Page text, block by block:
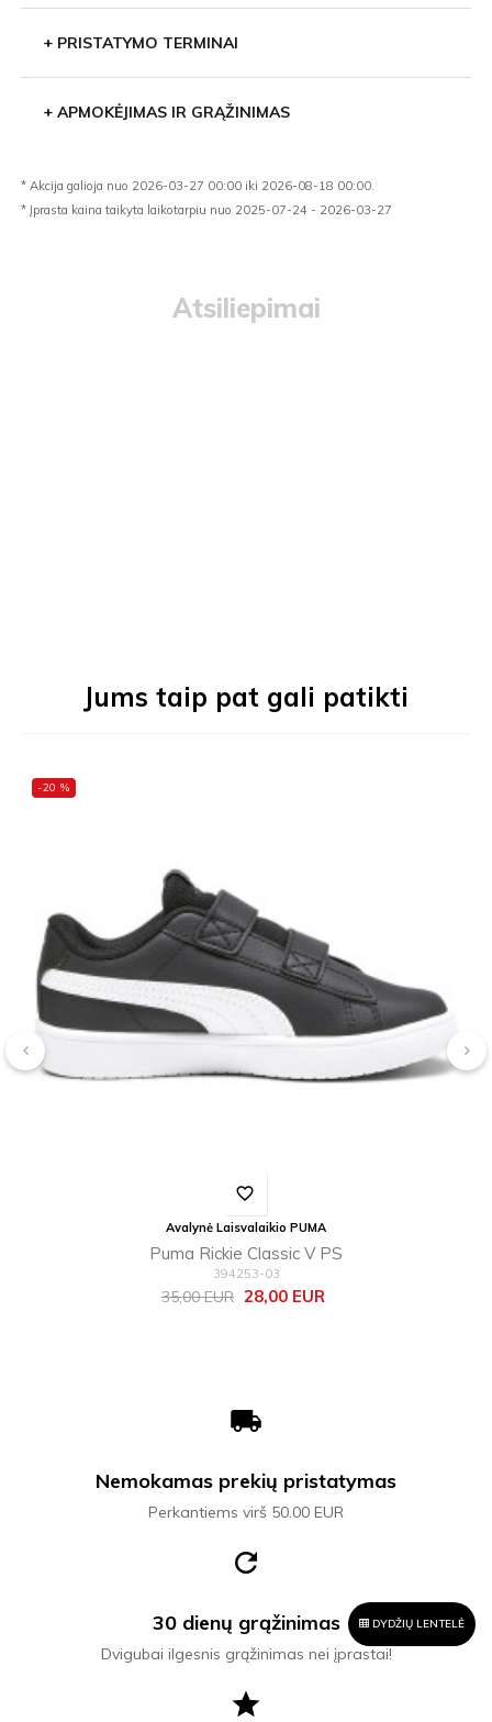
DYDŽIŲ LENTELĖ
+ PRISTATYMO TERMINAI
+ APMOKĖJIMAS IR GRĄŽINIMAS
* Akcija galioja nuo 2026-03-27 00:00 iki 2026-08-18 00:00.
* Įprasta kaina taikyta laikotarpiu nuo 2025-07-24 - 2026-03-27
Atsiliepimai
Jums taip pat gali patikti
-20 %
favorite_border
Avalynė Laisvalaikio PUMA
Puma Rickie Classic V PS
394253-03
Bazinė
35,00 EUR Kaina
28,00 EUR
local_shipping
Nemokamas prekių pristatymas
Perkantiems virš 50.00 EUR
refresh
30 dienų grąžinimas
Dvigubai ilgesnis grąžinimas nei įprastai!
star